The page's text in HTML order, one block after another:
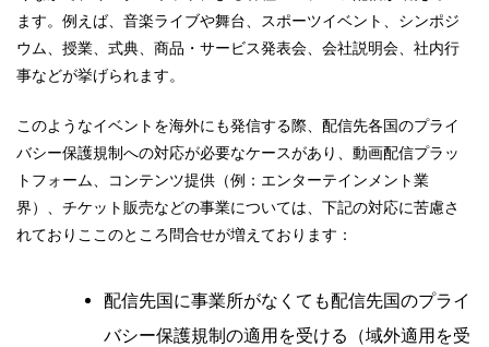
ます。例えば、音楽ライブや舞台、スポーツイベント、シンポジ
ウム、授業、式典、商品・サービス発表会、会社説明会、社内行
事などが挙げられます。
このようなイベントを海外にも発信する際、配信先各国のプライ
バシー保護規制への対応が必要なケースがあり、動画配信プラッ
トフォーム、コンテンツ提供（例：エンターテインメント業
界）、チケット販売などの事業については、下記の対応に苦慮さ
れておりここのところ問合せが増えております：
配信先国に事業所がなくても配信先国のプライ
バシー保護規制の適用を受ける（域外適用を受